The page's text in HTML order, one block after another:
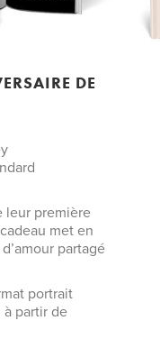
DE
leur première
met en
partagé
portrait
à partir de